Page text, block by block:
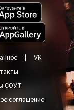
VK
СОУТ
соглашение